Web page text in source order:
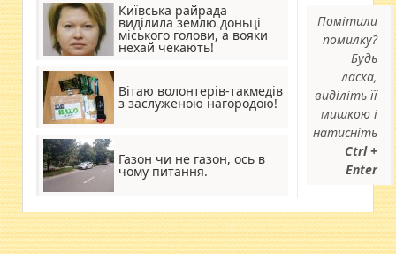
Київська райрада
виділила землю доньці
міського голови, а вояки
нехай чекають!
Вітаю волонтерів-такмедів
з заслуженою нагородою!
Газон чи не газон, ось в
чому питання.
Помітили
помилку?
Будь
ласка,
виділіть її
мишкою і
натисніть
Ctrl +
Enter